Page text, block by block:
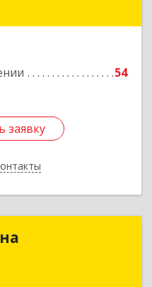
54
заявку
Подробнее
заявку
Елена